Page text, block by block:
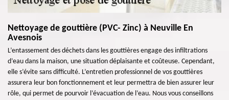
Nettoyage de gouttière (PVC- Zinc) à Neuville En
Avesnois
L’entassement des déchets dans les gouttières engage des infiltrations
d’eau dans la maison, une situation déplaisante et coûteuse. Cependant,
elle s’évite sans difficulté. L’entretien professionnel de vos gouttières
assurera leur bon fonctionnement et leur permettra de bien assurer leur
rôle, qui permet de pourvoir l’évacuation de l’eau. Nous vous conseillons